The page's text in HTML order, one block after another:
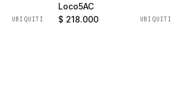
UBIQUITI
Loco5AC
$ 218.000
UBIQUITI